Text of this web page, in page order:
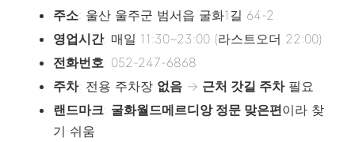
주소: 울산 울주군 범서읍 굴화1길 64-2
영업시간: 매일 11:30~23:00 (라스트오더 22:00)
전화번호: 052-247-6868
주차: 전용 주차장 없음 → 근처 갓길 주차필요
랜드마크: 굴화월드메르디앙 정문 맞은편이라 찾
기 쉬움